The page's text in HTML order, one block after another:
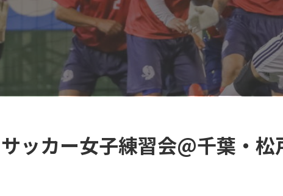
ッカー女子練習会@千葉・松